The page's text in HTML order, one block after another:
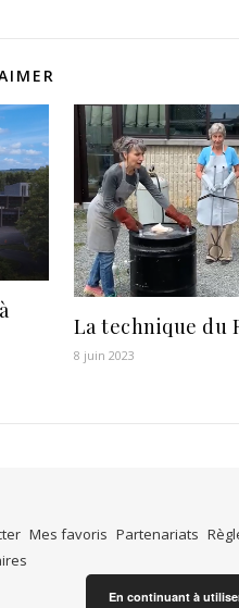
La technique du
8 juin 2023
Mes favoris Partenariats
En continuant à